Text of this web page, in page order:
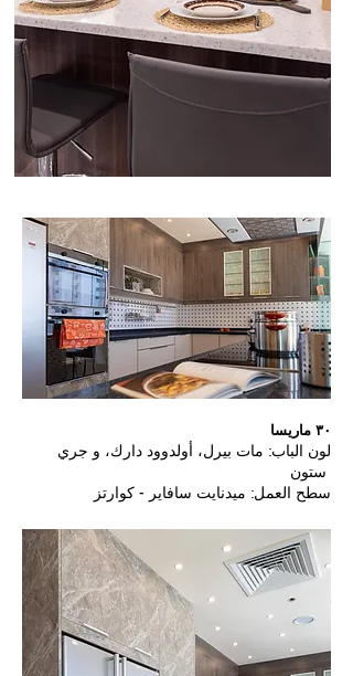
٣٠ ماريسا
لون الباب: مات بيرل، أولدوود دارك، و جري
سطح العمل: ميدنايت سافاير - كوارتز